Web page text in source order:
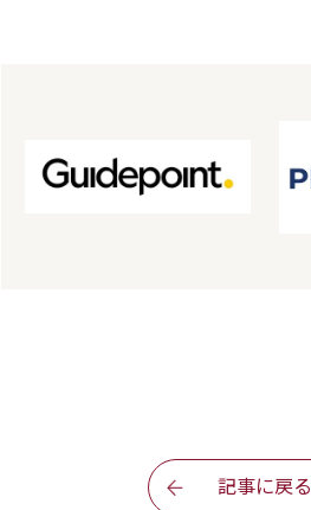
記事に戻る